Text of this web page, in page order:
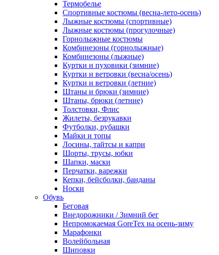
Термобелье
Спортивные костюмы (весна-лето-осень)
Лыжные костюмы (спортивные)
Лыжные костюмы (прогулочные)
Горнолыжные костюмы
Комбинезоны (горнолыжные)
Комбинезоны (лыжные)
Куртки и пуховики (зимние)
Куртки и ветровки (весна/осень)
Куртки и ветровки (летние)
Штаны и брюки (зимние)
Штаны, брюки (летние)
Толстовки, Флис
Жилеты, безрукавки
Футболки, рубашки
Майки и топы
Лосины, тайтсы и капри
Шорты, трусы, юбки
Шапки, маски
Перчатки, варежки
Кепки, бейсболки, банданы
Носки
Обувь
Беговая
Внедорожники / Зимний бег
Непромокаемая GoreTex на осень-зиму
Марафонки
Волейбольная
Шиповки